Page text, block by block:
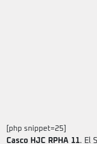
[php snippet=25]
Casco HJC RPHA 11. El